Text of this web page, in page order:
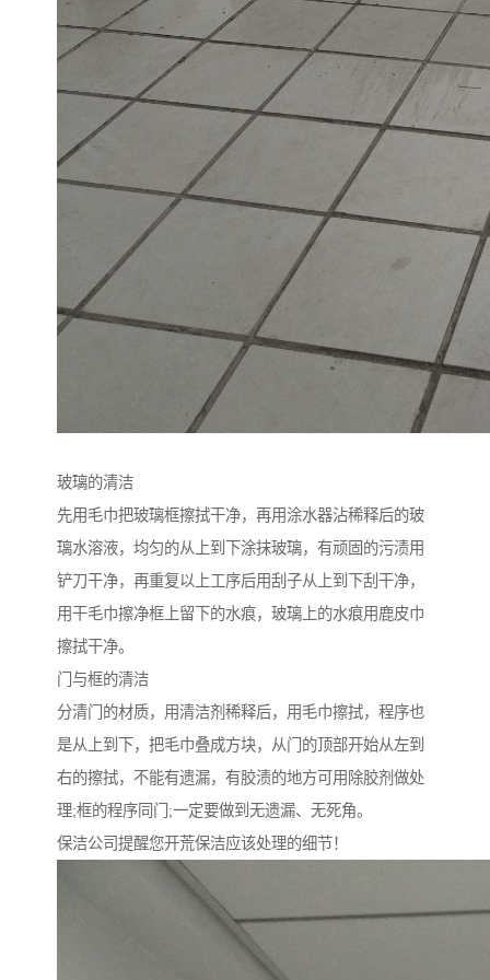
玻璃的清洁
先用毛巾把玻璃框擦拭干净，再用涂水器沾稀释后的玻
璃水溶液，均匀的从上到下涂抹玻璃，有顽固的污渍用
铲刀干净，再重复以上工序后用刮子从上到下刮干净，
用干毛巾擦净框上留下的水痕，玻璃上的水痕用鹿皮巾
擦拭干净。
门与框的清洁
分清门的材质，用清洁剂稀释后，用毛巾擦拭，程序也
是从上到下，把毛巾叠成方块，从门的顶部开始从左到
右的擦拭，不能有遗漏，有胶渍的地方可用除胶剂做处
理;框的程序同门;一定要做到无遗漏、无死角。
保洁公司提醒您开荒保洁应该处理的细节！